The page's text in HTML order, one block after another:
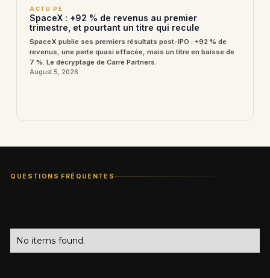
ACTU PE
SpaceX : +92 % de revenus au premier
trimestre, et pourtant un titre qui recule
SpaceX publie ses premiers résultats post-IPO : +92 % de
revenus, une perte quasi effacée, mais un titre en baisse de
7 %. Le décryptage de Carré Partners.
August 5, 2026
QUESTIONS FRÉQUENTES
No items found.